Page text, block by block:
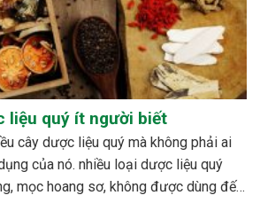
liệu quý ít người biết
cây dược liệu quý mà không phải ai
của nó. nhiều loại dược liệu quý
mọc hoang sơ, không được dùng đến,